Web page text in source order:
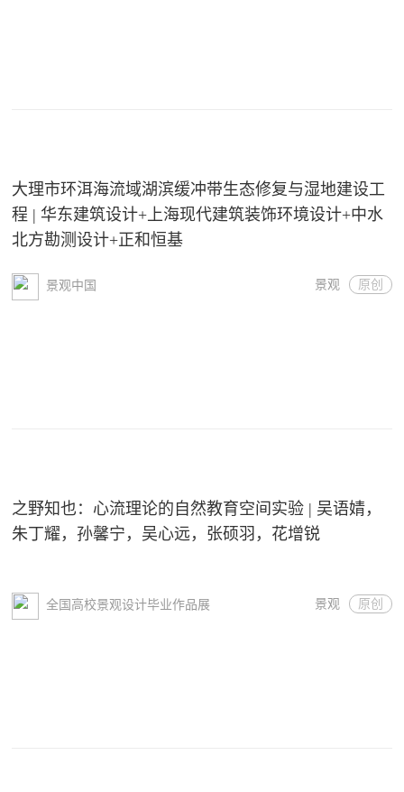
大理市环洱海流域湖滨缓冲带生态修复与湿地建设工
程 | 华东建筑设计+上海现代建筑装饰环境设计+中水
北方勘测设计+正和恒基
景观中国 景观 原创
之野知也：心流理论的自然教育空间实验 | 吴语婧，
朱丁耀，孙馨宁，吴心远，张硕羽，花增锐
全国高校景观设计毕业作品展 景观 原创